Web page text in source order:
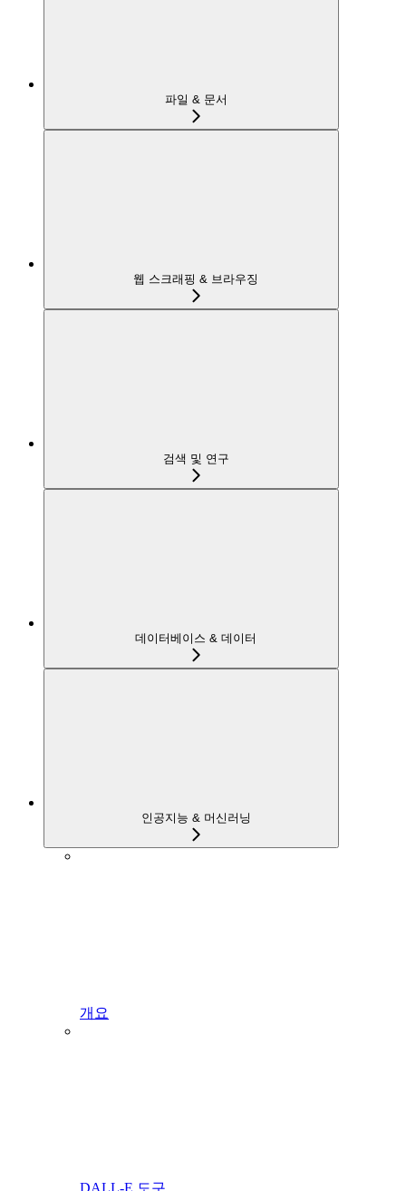
파일 & 문서
웹 스크래핑 & 브라우징
검색 및 연구
데이터베이스 & 데이터
인공지능 & 머신러닝
개요
DALL-E 도구